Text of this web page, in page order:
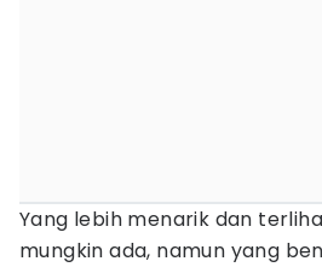
Yang lebih menarik dan
mungkin ada, namun yang